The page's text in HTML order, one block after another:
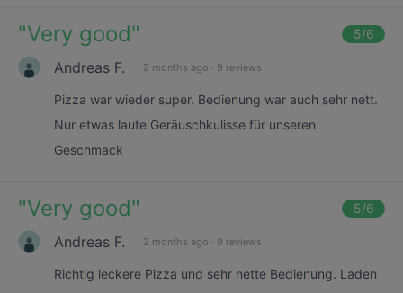
"Very good" 5/6
Andreas F. 2 months ago · 9 reviews
Pizza war wieder super. Bedienung war auch sehr nett.
Nur etwas laute Geräuschkulisse für unseren
Geschmack
"Very good" 5/6
Andreas F. 2 months ago · 9 reviews
Richtig leckere Pizza und sehr nette Bedienung. Laden